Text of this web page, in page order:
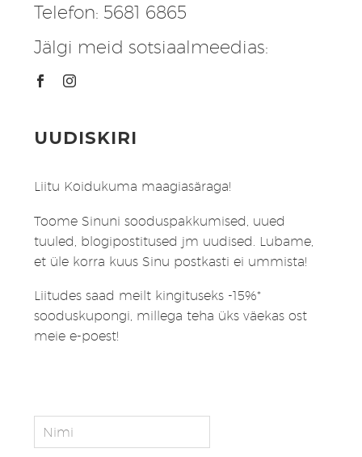
Telefon: 5681 6865
Jälgi meid sotsiaalmeedias:
UUDISKIRI
Liitu Koidukuma maagiasäraga!
Toome Sinuni sooduspakkumised, uued
tuuled, blogipostitused jm uudised. Lubame,
et üle korra kuus Sinu postkasti ei ummista!
Liitudes saad meilt kingituseks -15%*
sooduskupongi, millega teha üks väekas ost
meie e-poest!